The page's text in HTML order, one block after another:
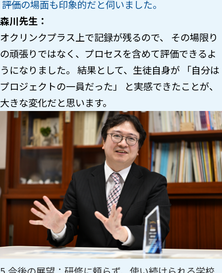
――評価の場面も印象的だと伺いました。
森川先生：
オクリンクプラス上で記録が残るので、 その場限り
の頑張りではなく、プロセスを含めて評価できるよ
うになりました。 結果として、生徒自身が 「自分は
プロジェクトの一員だった」 と実感できたことが、
大きな変化だと思います。